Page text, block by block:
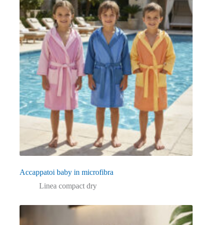
Accappatoi baby in microfibra
Linea compact dry